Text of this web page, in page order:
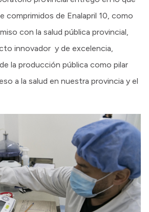
comprimidos de Enalapril 10, como
con la salud pública provincial,
innovador y de excelencia,
la producción pública como pilar
a la salud en nuestra provincia y el